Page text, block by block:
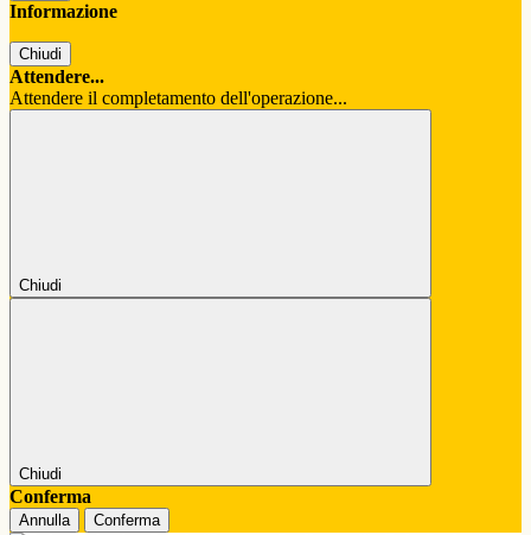
Informazione
Chiudi
Attendere...
Attendere il completamento dell'operazione...
Chiudi
Chiudi
Conferma
Annulla Conferma